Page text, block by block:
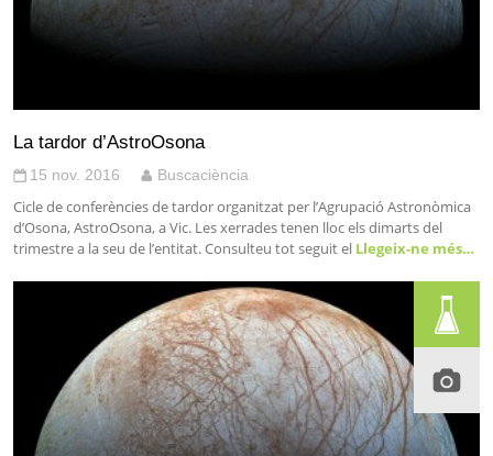
La tardor d’AstroOsona
15 nov. 2016 Buscaciència
Cicle de conferències de tardor organitzat per l’Agrupació Astronòmica
d’Osona, AstroOsona, a Vic. Les xerrades tenen lloc els dimarts del
trimestre a la seu de l’entitat. Consulteu tot seguit el Llegeix-ne més…